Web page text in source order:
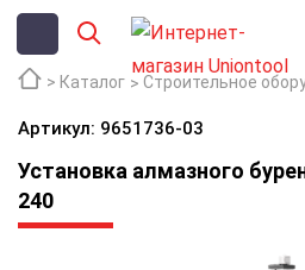
Каталог Строительное
Артикул: 9651736-03
Установка алмазного
240